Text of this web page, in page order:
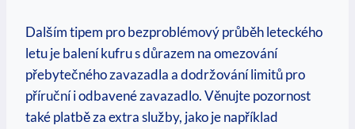
Dalším tipem pro bezproblémový průběh leteckého
letu je balení kufru⁢ s důrazem na omezování
přebytečného zavazadla a dodržování limitů ⁣pro
příruční i‍ odbavené zavazadlo. Věnujte pozornost
také platbě za extra služby,⁤ jako⁤ je ‍například